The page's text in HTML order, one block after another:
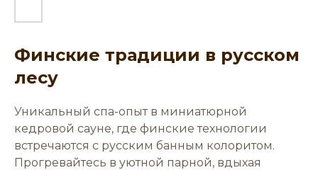
Финские традиции в русском
лесу
Уникальный спа-опыт в миниатюрной
кедровой сауне, где финские технологии
встречаются с русским банным колоритом.
Прогревайтесь в уютной парной, вдыхая